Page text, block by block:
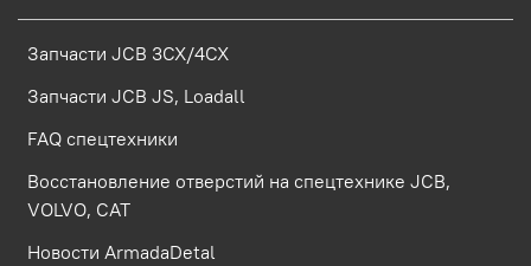
Запчасти JCB 3CX/4CX
Запчасти JCB JS, Loadall
FAQ спецтехники
Восстановление отверстий на спецтехнике JCB,
VOLVO, CAT
Новости ArmadaDetal